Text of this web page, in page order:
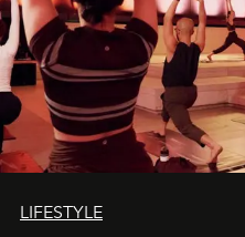
LIFESTYLE